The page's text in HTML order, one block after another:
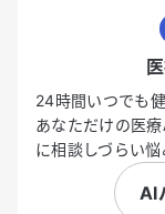
24時間いつでも
あなただけの医
に相談しづらい
AI